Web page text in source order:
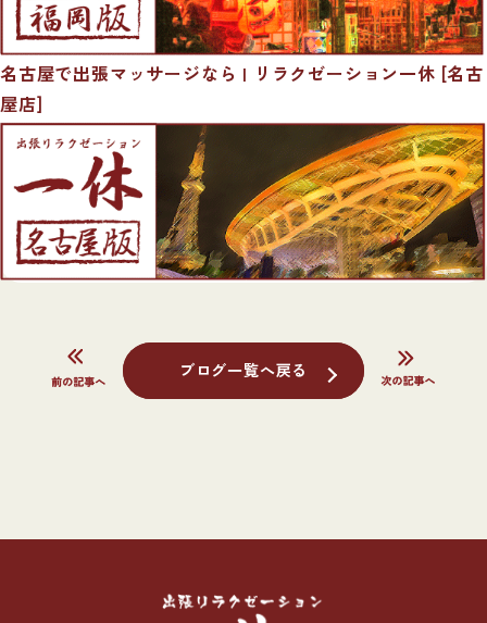
名古屋で出張マッサージなら | リラクゼーション一休 [名古
屋店]
ブログ一覧へ戻る